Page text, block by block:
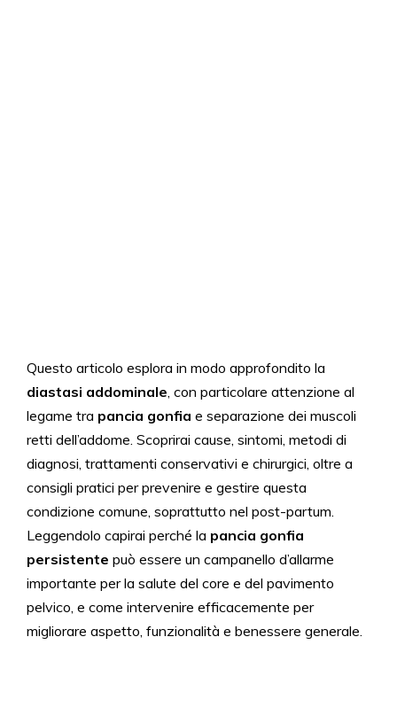
Questo articolo esplora in modo approfondito la
diastasi addominale, con particolare attenzione al
legame tra pancia gonfia e separazione dei muscoli
retti dell’addome. Scoprirai cause, sintomi, metodi di
diagnosi, trattamenti conservativi e chirurgici, oltre a
consigli pratici per prevenire e gestire questa
condizione comune, soprattutto nel post-partum.
Leggendolo capirai perché la pancia gonfia
persistente può essere un campanello d’allarme
importante per la salute del core e del pavimento
pelvico, e come intervenire efficacemente per
migliorare aspetto, funzionalità e benessere generale.